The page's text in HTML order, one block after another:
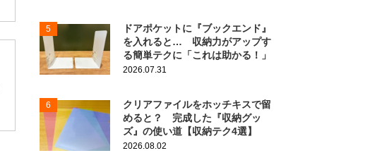
5
ドアポケットに『ブックエンド』
を入れると… 収納力がアップす
る簡単テクに「これは助かる！」
2026.07.31
6
クリアファイルをホッチキスで留
めると？ 完成した『収納グッ
ズ』の使い道【収納テク4選】
2026.08.02